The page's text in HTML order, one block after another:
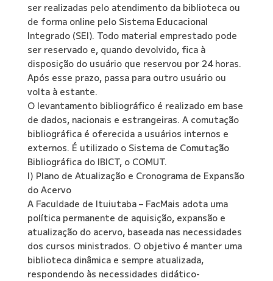
ser realizadas pelo atendimento da biblioteca ou
de forma online pelo Sistema Educacional
Integrado (SEI). Todo material emprestado pode
ser reservado e, quando devolvido, fica à
disposição do usuário que reservou por 24 horas.
Após esse prazo, passa para outro usuário ou
volta à estante.
O levantamento bibliográfico é realizado em base
de dados, nacionais e estrangeiras. A comutação
bibliográfica é oferecida a usuários internos e
externos. É utilizado o Sistema de Comutação
Bibliográfica do IBICT, o COMUT.
l) Plano de Atualização e Cronograma de Expansão
do Acervo
A Faculdade de Ituiutaba – FacMais adota uma
política permanente de aquisição, expansão e
atualização do acervo, baseada nas necessidades
dos cursos ministrados. O objetivo é manter uma
biblioteca dinâmica e sempre atualizada,
respondendo às necessidades didático-